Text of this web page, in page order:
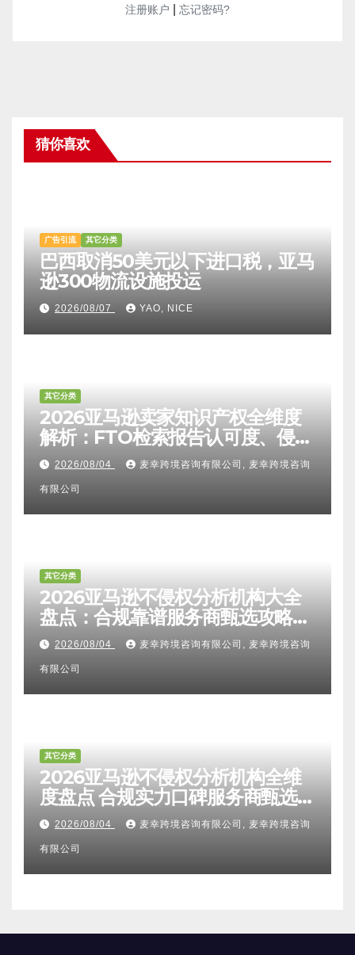
注册账户 忘记密码?
猜你喜欢
广告引流 其它分类
巴西取消50美元以下进口税，亚马
逊300物流设施投运
2026/08/07 YAO, NICE
其它分类
2026亚马逊卖家知识产权全维度
解析：FTO检索报告认可度、侵权
比对区别、TRO应诉方法及服务商
甄选避坑全攻略
2026/08/04 麦幸跨境咨询有限公司, 麦幸跨境咨询
有限公司
其它分类
2026亚马逊不侵权分析机构大全
盘点：合规靠谱服务商甄选攻略、
避坑FAQ及标杆机构实力详解
2026/08/04 麦幸跨境咨询有限公司, 麦幸跨境咨询
有限公司
其它分类
2026亚马逊不侵权分析机构全维
度盘点 合规实力口碑服务商甄选
附跨境卖家避坑FAQ全指南
2026/08/04 麦幸跨境咨询有限公司, 麦幸跨境咨询
有限公司